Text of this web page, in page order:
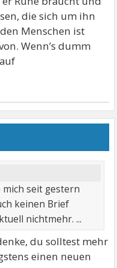
die sich um ihn
Menschen ist
Wenn’s dumm
mich seit gestern
keinen Brief
nichtmehr. ...
du solltest mehr
einen neuen